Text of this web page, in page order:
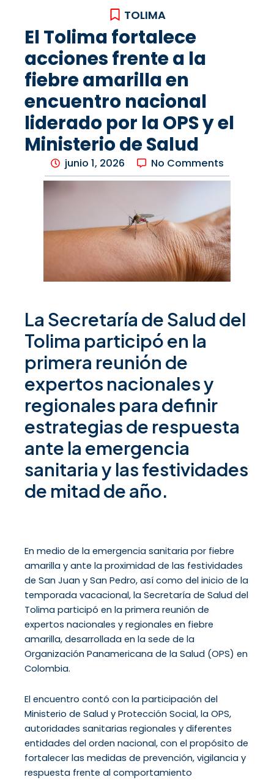
TOLIMA
El Tolima fortalece
acciones frente a la
fiebre amarilla en
encuentro nacional
liderado por la OPS y el
Ministerio de Salud
junio 1, 2026 No Comments
La Secretaría de Salud del
Tolima participó en la
primera reunión de
expertos nacionales y
regionales para definir
estrategias de respuesta
ante la emergencia
sanitaria y las festividades
de mitad de año.
En medio de la emergencia sanitaria por fiebre
amarilla y ante la proximidad de las festividades
de San Juan y San Pedro, así como del inicio de la
temporada vacacional, la Secretaría de Salud del
Tolima participó en la primera reunión de
expertos nacionales y regionales en fiebre
amarilla, desarrollada en la sede de la
Organización Panamericana de la Salud (OPS) en
Colombia.
El encuentro contó con la participación del
Ministerio de Salud y Protección Social, la OPS,
autoridades sanitarias regionales y diferentes
entidades del orden nacional, con el propósito de
fortalecer las medidas de prevención, vigilancia y
respuesta frente al comportamiento